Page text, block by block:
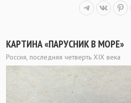
КАРТИНА «ПАРУСНИК В МОРЕ»
Россия, последняя четверть ХIХ века